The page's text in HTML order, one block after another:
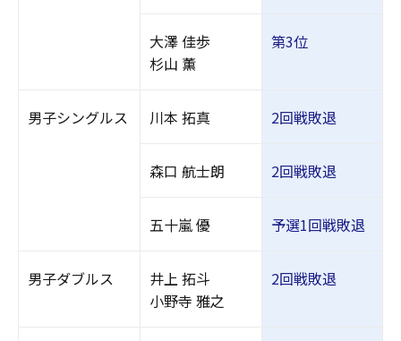
大澤 佳歩
杉山 薫
第3位
男子シングルス 川本 拓真 2回戦敗退
森口 航士朗 2回戦敗退
五十嵐 優 予選1回戦敗退
男子ダブルス
井上 拓斗
小野寺 雅之
2回戦敗退